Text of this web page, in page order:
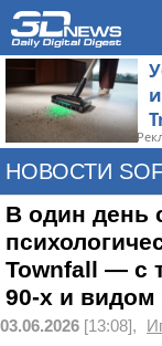
В один день
Townfall — с
90-х и видом
03.06.2026 [13:08],